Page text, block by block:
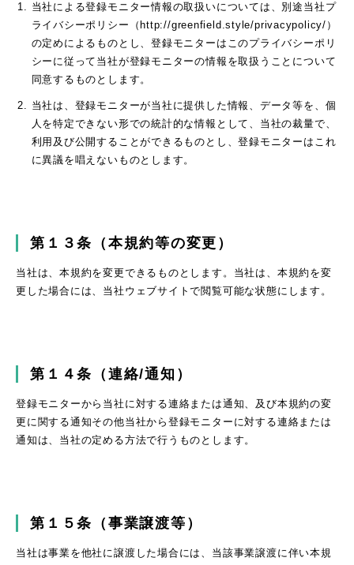
当社による登録モニター情報の取扱いについては、別途当社プ
ライバシーポリシー（http://greenfield.style/privacypolicy/）
の定めによるものとし、登録モニターはこのプライバシーポリ
シーに従って当社が登録モニターの情報を取扱うことについて
同意するものとします。
当社は、登録モニターが当社に提供した情報、データ等を、個
人を特定できない形での統計的な情報として、当社の裁量で、
利用及び公開することができるものとし、登録モニターはこれ
に異議を唱えないものとします。
第１３条（本規約等の変更）
当社は、本規約を変更できるものとします。当社は、本規約を変
更した場合には、当社ウェブサイトで閲覧可能な状態にします。
第１４条（連絡/通知）
登録モニターから当社に対する連絡または通知、及び本規約の変
更に関する通知その他当社から登録モニターに対する連絡または
通知は、当社の定める方法で行うものとします。
第１５条（事業譲渡等）
当社は事業を他社に譲渡した場合には、当該事業譲渡に伴い本規